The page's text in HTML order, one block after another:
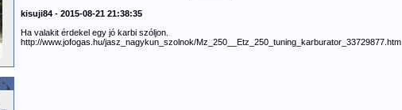
kisuji84 - 2015-08-21 21:38:35
Ha valakit érdekel egy jó karbi szóljon.
http://www.jofogas.hu/jasz_nagykun_szolnok/Mz_250__Etz_250_tuning_karburator_33729877.htm